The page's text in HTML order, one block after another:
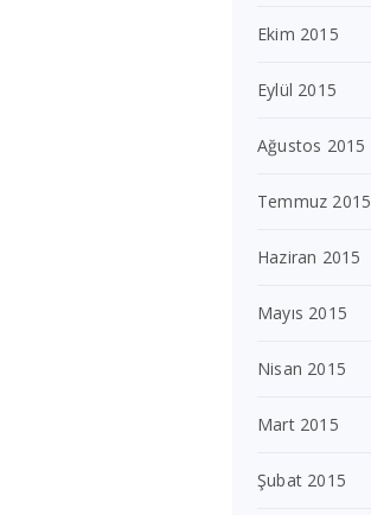
Ekim 2015
Eylül 2015
Ağustos 2015
Temmuz 2015
Haziran 2015
Mayıs 2015
Nisan 2015
Mart 2015
Şubat 2015